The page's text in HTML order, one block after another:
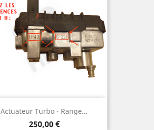
Actuateur Turbo - Range...
Prix
250,00 €